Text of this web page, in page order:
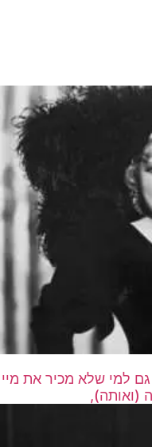
שלא מכיר את מיי